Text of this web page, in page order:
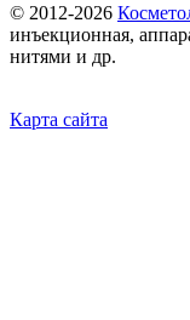
© 2012-2026
инъекционная,
нитями и др.
Карта сайта